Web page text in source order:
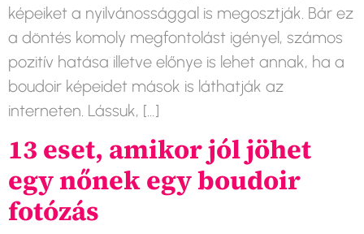
képeiket a nyilvánossággal is megosztják. Bár ez
a döntés komoly megfontolást igényel, számos
pozitív hatása illetve előnye is lehet annak, ha a
boudoir képeidet mások is láthatják az
interneten. Lássuk, […]
13 eset, amikor jól jöhet
egy nőnek egy boudoir
fotózás